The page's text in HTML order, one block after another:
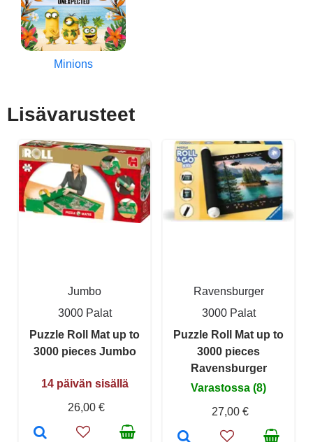
Minions
Lisävarusteet
Jumbo
3000 Palat
Puzzle Roll Mat up to
3000 pieces Jumbo
14 päivän sisällä
26,00 €
Ravensburger
3000 Palat
Puzzle Roll Mat up to
3000 pieces
Ravensburger
Varastossa (8)
27,00 €